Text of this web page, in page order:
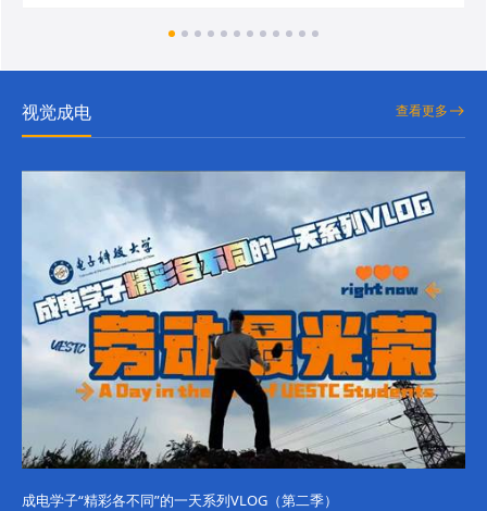
视觉成电 查看更多
成电学子“精彩各不同”的一天系列VLOG（第二季）